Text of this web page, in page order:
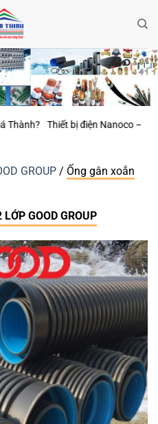
những công trình bền vững luôn
GROUP / Ống gân xoắn
GOOD GROUP